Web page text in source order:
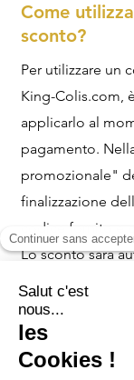
Come
sconto?
Per utilizzare un
King-Colis.com,
applicarlo al
pagamento.
promozionale"
finalizzazione
codice fornito e
Lo sconto sarà
detratto
dell'ordine.
Cosa fare se
durante la